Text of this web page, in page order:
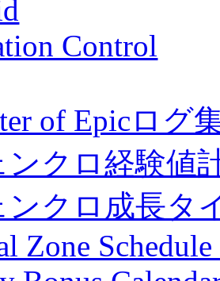
Control
of Epicログ
ンクロ経験値
ンクロ成長タ
Zone